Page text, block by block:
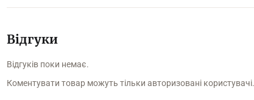
Відгуки
Відгуків поки немає.
Коментувати товар можуть тільки авторизовані користувачі.